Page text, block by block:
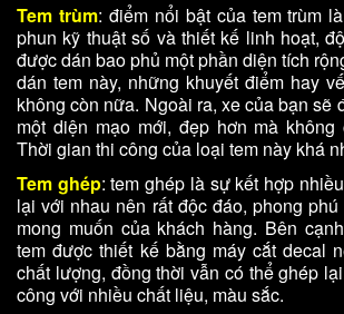
Tem trùm: điểm nổi bật của tem trùm
phun kỹ thuật số và thiết kế linh hoạt,
được dán bao phủ một phần diện tích
dán tem này, những khuyết điểm hay
không còn nữa. Ngoài ra, xe của bạn sẽ
một diện mạo mới, đẹp hơn mà
Thời gian thi công của loại tem này khá
Tem ghép: tem ghép là sự kết hợp
lại với nhau nên rất độc đáo, phong
mong muốn của khách hàng. Bên
tem được thiết kế bằng máy cắt decal
chất lượng, đồng thời vẫn có thể ghép
công với nhiều chất liệu, màu sắc.